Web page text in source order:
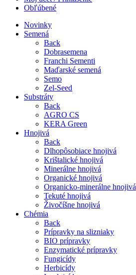
Obľúbené
Novinky
Semená
Back
Dobrasemena
Franchi Sementi
Maďarské semená
Semo
Zel-Seed
Substráty
Back
AGRO CS
KERA Green
Hnojivá
Back
Dlhopôsobiace hnojivá
Krištalické hnojivá
Minerálne hnojivá
Organické hnojivá
Organicko-minerálne hnojivá
Tekuté hnojivá
Živočíšne hnojivá
Chémia
Back
Prípravky na slizniaky
BIO prípravky
Enzymatické prípravky
Fungicídy
Herbicídy